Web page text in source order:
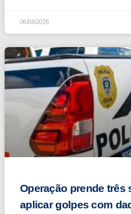
06/08/2026
Operação prende três
aplicar golpes com